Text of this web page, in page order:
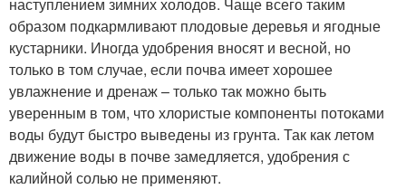
образом подкармливают плодовые деревья и ягодные
кустарники. Иногда удобрения вносят и весной, но
только в том случае, если почва имеет хорошее
увлажнение и дренаж – только так можно быть
уверенным в том, что хлористые компоненты потоками
воды будут быстро выведены из грунта. Так как летом
движение воды в почве замедляется, удобрения с
калийной солью не применяют.